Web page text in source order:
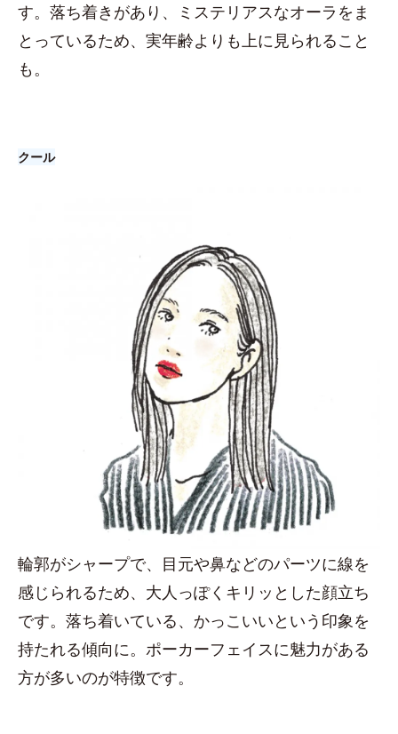
す。落ち着きがあり、ミステリアスなオーラをま
とっているため、実年齢よりも上に見られること
も。
クール
輪郭がシャープで、目元や鼻などのパーツに線を
感じられるため、大人っぽくキリッとした顔立ち
です。落ち着いている、かっこいいという印象を
持たれる傾向に。ポーカーフェイスに魅力がある
方が多いのが特徴です。